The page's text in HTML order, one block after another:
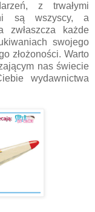
z trwałymi
są wszyscy, a
zwłaszcza każde
swojego
złożoności. Warto
nas świecie
wydawnictwa